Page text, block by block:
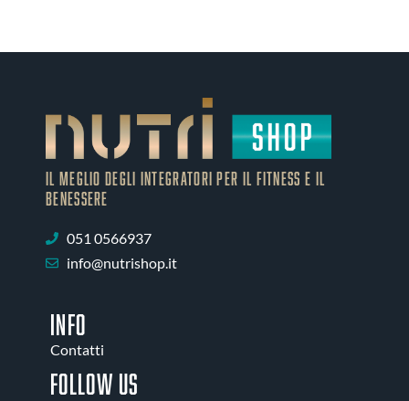
IL MEGLIO DEGLI Integratori PER IL FITNESS E IL
BENESSERE
051 0566937
info@nutrishop.it
INFO
Contatti
Follow us